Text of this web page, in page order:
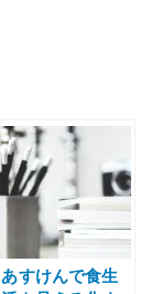
あすけんで食生